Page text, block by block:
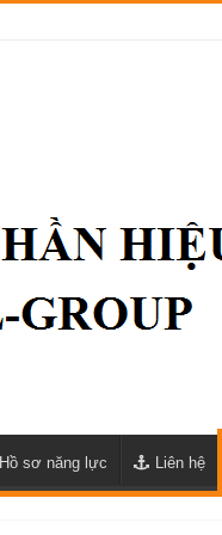
Hồ sơ năng lực Liên hệ